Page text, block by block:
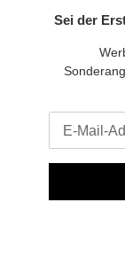
Sei der
Mail